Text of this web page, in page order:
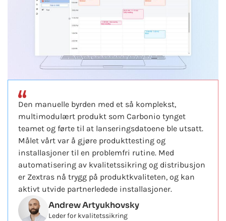
Den manuelle byrden med et så komplekst,
multimodulært produkt som Carbonio tynget
teamet og førte til at lanseringsdatoene ble utsatt.
Målet vårt var å gjøre produkttesting og
installasjoner til en problemfri rutine. Med
automatisering av kvalitetssikring og distribusjon
er Zextras nå trygg på produktkvaliteten, og kan
aktivt utvide partnerledede installasjoner.
Andrew Artyukhovsky
Leder for kvalitetssikring